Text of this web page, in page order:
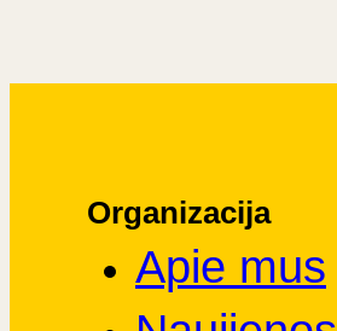
Organizacija
Apie mus